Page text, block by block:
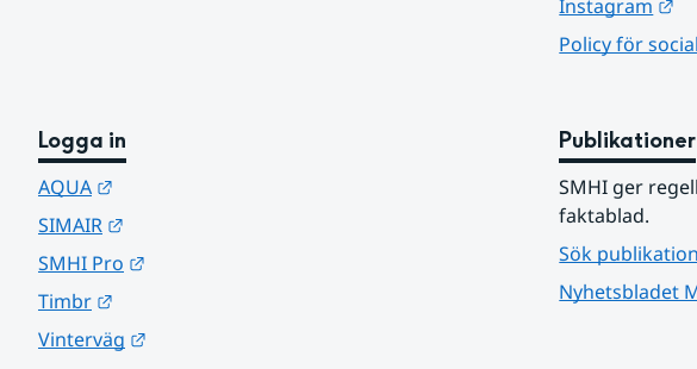
Instagram
Policy för
Logga in
AQUA
SIMAIR
SMHI Pro
Timbr
Vinterväg
Publikationer
SMHI ger
faktablad.
Sök
Nyhetsbladet